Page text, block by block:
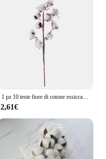
1 pz 10 teste fiore di cotone essiccato semplici piante artificiali fatte a mano creativo naturale falso ramo floreale
2,61€